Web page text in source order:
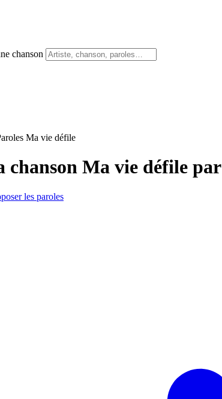
chanson
Ma vie défile
chanson Ma vie défile par
les paroles